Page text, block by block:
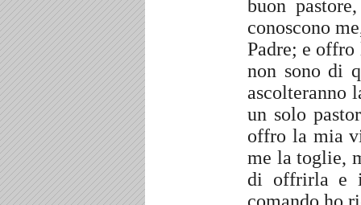
buon
conoscono
Padre; e
non sono di
ascolteranno
un solo
offro la mia
me la toglie,
di offrirla e